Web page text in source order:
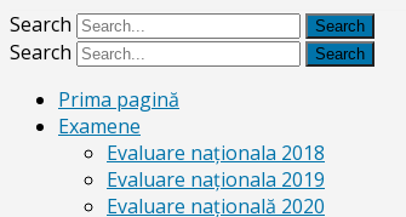
Search
Search
Prima pagină
Examene
Evaluare naționala 2018
Evaluare naționala 2019
Evaluare națională 2020